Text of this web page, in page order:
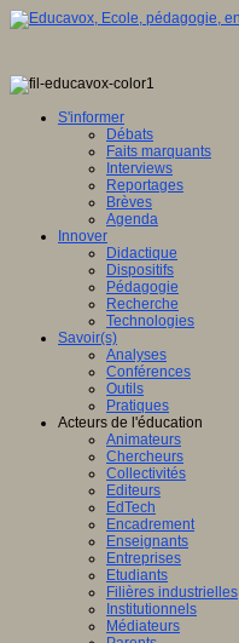
S'informer
Débats
Faits marquants
Interviews
Reportages
Brèves
Agenda
Innover
Didactique
Dispositifs
Pédagogie
Recherche
Technologies
Savoir(s)
Analyses
Conférences
Outils
Pratiques
Acteurs de l'éducation
Animateurs
Chercheurs
Collectivités
Editeurs
EdTech
Encadrement
Enseignants
Entreprises
Etudiants
Filières industrielles
Institutionnels
Médiateurs